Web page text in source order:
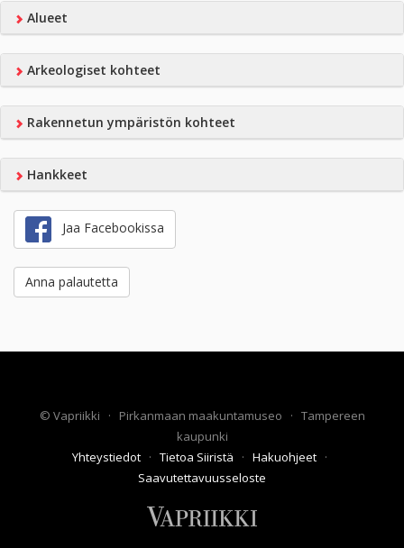
Alueet
Arkeologiset kohteet
Rakennetun ympäristön kohteet
Hankkeet
Jaa Facebookissa
Anna palautetta
© Vapriikki · Pirkanmaan maakuntamuseo · Tampereen
kaupunki
Yhteystiedot · Tietoa Siiristä · Hakuohjeet ·
Saavutettavuusseloste